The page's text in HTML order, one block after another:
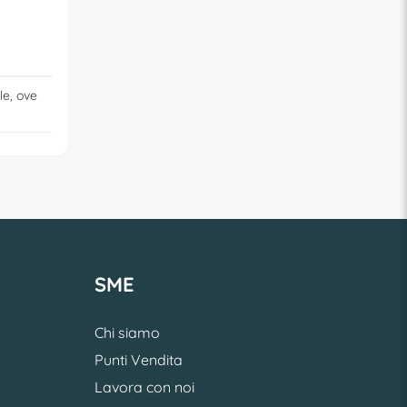
ove
SME
Chi siamo
Punti Vendita
Lavora con noi